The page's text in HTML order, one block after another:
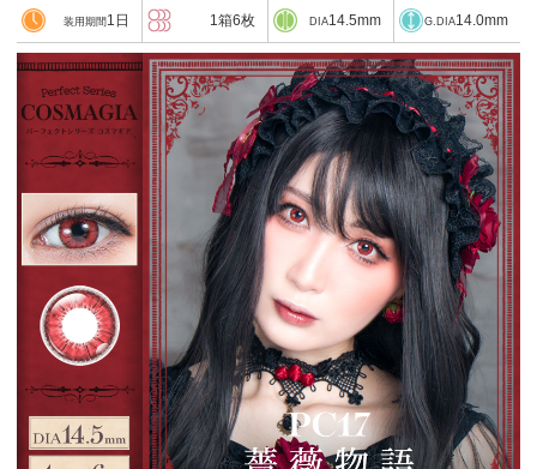
装用期間 1日 1箱6枚 DIA14.5mm G.DIA14.0mm